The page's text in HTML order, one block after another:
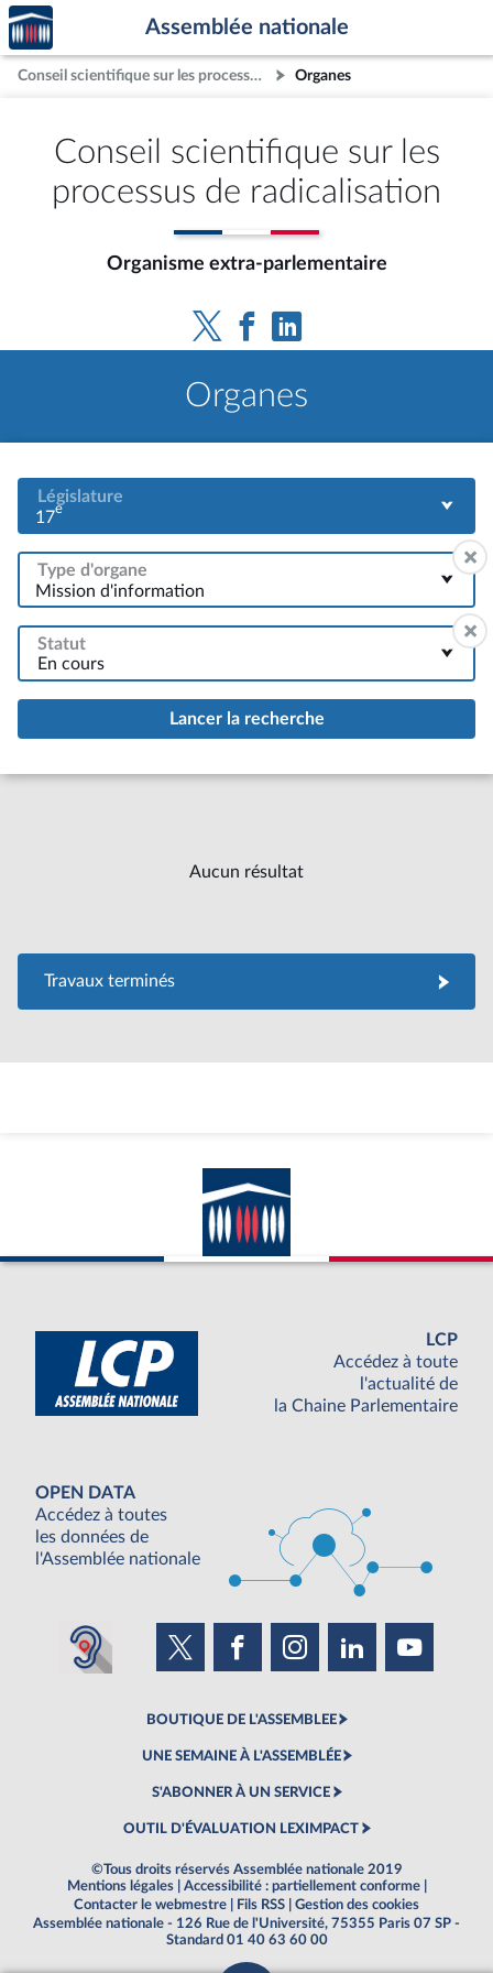
Aller au contenu
Aller en bas de la page
Accèder
à la
page
d'accueil
Assemblée nationale
Conseil scientifique sur les processus de radicalisation Organes
Conseil scientifique sur les
processus de radicalisation
Organisme extra-parlementaire
Organes
Législature
17e
Type d'organe
Mission d'information
Statut
Aucun résultat
Travaux terminés
LCP
Accédez à toute
l'actualité de
la Chaine Parlementaire
OPEN DATA
Accédez à toutes
les données de
l'Assemblée nationale
BOUTIQUE DE L'ASSEMBLEE
UNE SEMAINE À L'ASSEMBLÉE
S'ABONNER À UN SERVICE
OUTIL D'ÉVALUATION LEXIMPACT
©Tous droits réservés Assemblée nationale 2019
Mentions légales
Accessibilité : partiellement conforme
Contacter le webmestre
Fils RSS
Gestion des cookies
Assemblée nationale - 126 Rue de l'Université, 75355 Paris 07 SP -
Standard 01 40 63 60 00